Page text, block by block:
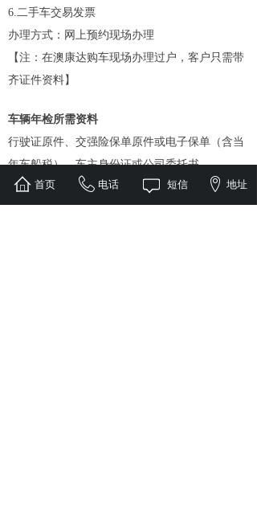
6.二手车交易发票
办理方式：网上预约现场办理
【注：在澳康达购车现场办理过户，客户只需带
齐证件资料】
车辆年检所需资料
行驶证原件、交强险保单原件或电子保单（含当
年车船税）、车主身份证或公司委托书
新车上牌所需资料
首页 电话 短信 地址